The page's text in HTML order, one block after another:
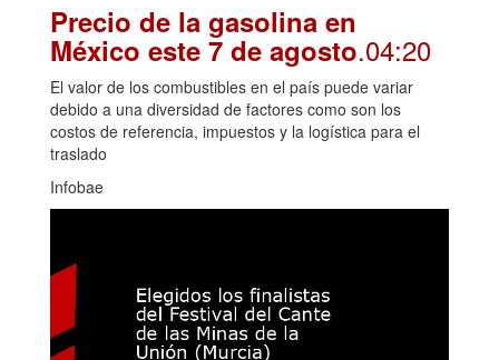
Precio de la gasolina en
México este 7 de agosto.04:20
El valor de los combustibles en el país puede variar
debido a una diversidad de factores como son los
costos de referencia, impuestos y la logística para el
traslado
Infobae